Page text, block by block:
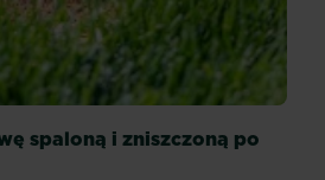
spaloną i zniszczoną po